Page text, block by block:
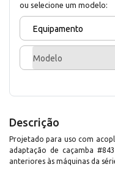
ou selecione um modelo:
Equipamento
Modelo
Descrição
Projetado para uso com
adaptação de caçamba
anteriores às máquinas da